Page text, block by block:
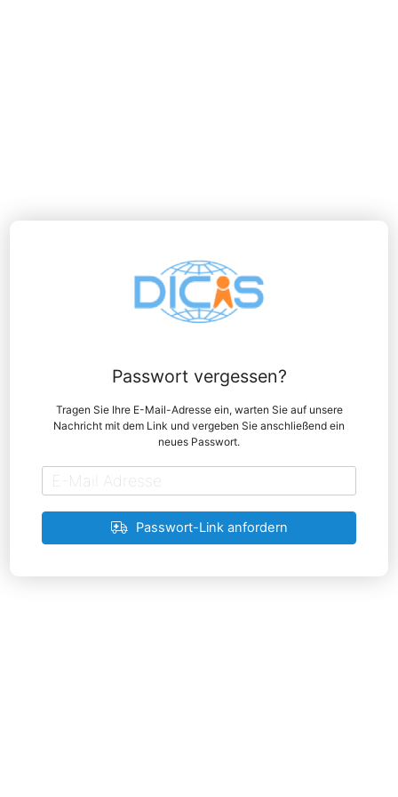
Passwort vergessen?
Tragen Sie Ihre E-Mail-Adresse ein, warten Sie auf unsere
Nachricht mit dem Link und vergeben Sie anschließend ein
neues Passwort.
Passwort-Link anfordern